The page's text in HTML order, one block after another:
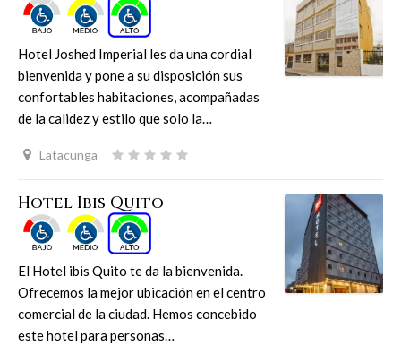
Hotel Joshed Imperial les da una cordial
bienvenida y pone a su disposición sus
confortables habitaciones, acompañadas
de la calidez y estilo que solo la…
Latacunga
Hotel Ibis Quito
El Hotel ibis Quito te da la bienvenida.
Ofrecemos la mejor ubicación en el centro
comercial de la ciudad. Hemos concebido
este hotel para personas…